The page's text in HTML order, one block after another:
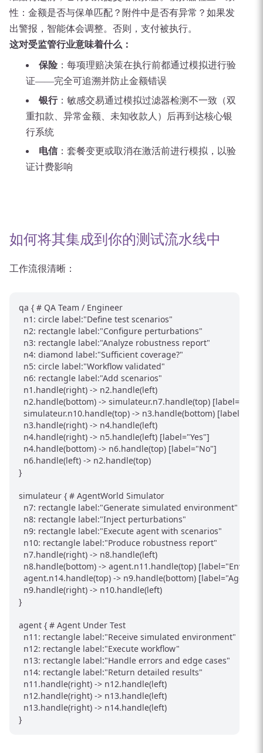
性：金额是否与保单匹配？附件中是否有异常？如果发
出警报，智能体会调整。否则，支付被执行。
这对受监管行业意味着什么：
保险：每项理赔决策在执行前都通过模拟进行验
证——完全可追溯并防止金额错误
银行：敏感交易通过模拟过滤器检测不一致（双
重扣款、异常金额、未知收款人）后再到达核心银
行系统
电信 ：套餐变更或取消在激活前进行模拟，以验
证计费影响
如何将其集成到你的测试流水线中
工作流很清晰：
qa { # QA Team / Engineer
  n1: circle label:"Define test scenarios"
  n2: rectangle label:"Configure perturbations"
  n3: rectangle label:"Analyze robustness report"
  n4: diamond label:"Sufficient coverage?"
  n5: circle label:"Workflow validated"
  n6: rectangle label:"Add scenarios"
  n1.handle(right) -> n2.handle(left)
n2.handle(bottom) -> simulateur.n7.handle(top) [label="Send
simulateur.n10.handle(top) -> n3.handle(bottom)
  n3.handle(right) -> n4.handle(left)
  n4.handle(right) -> n5.handle(left) [label="Yes"]
  n4.handle(bottom) -> n6.handle(top) [label="No"]
  n6.handle(left) -> n2.handle(top)
}
simulateur { # AgentWorld Simulator
  n7: rectangle label:"Generate simulated environment"
  n8: rectangle label:"Inject perturbations"
  n9: rectangle label:"Execute agent with scenarios"
  n10: rectangle label:"Produce robustness report"
  n7.handle(right) -> n8.handle(left)
n8.handle(bottom) -> agent.n11.handle(top)
agent.n14.handle(top) -> n9.handle(bottom) [label="Agent
  n9.handle(right) -> n10.handle(left)
}
agent { # Agent Under Test
  n11: rectangle label:"Receive simulated environment"
  n12: rectangle label:"Execute workflow"
  n13: rectangle label:"Handle errors and edge cases"
  n14: rectangle label:"Return detailed results"
  n11.handle(right) -> n12.handle(left)
  n12.handle(right) -> n13.handle(left)
  n13.handle(right) -> n14.handle(left)